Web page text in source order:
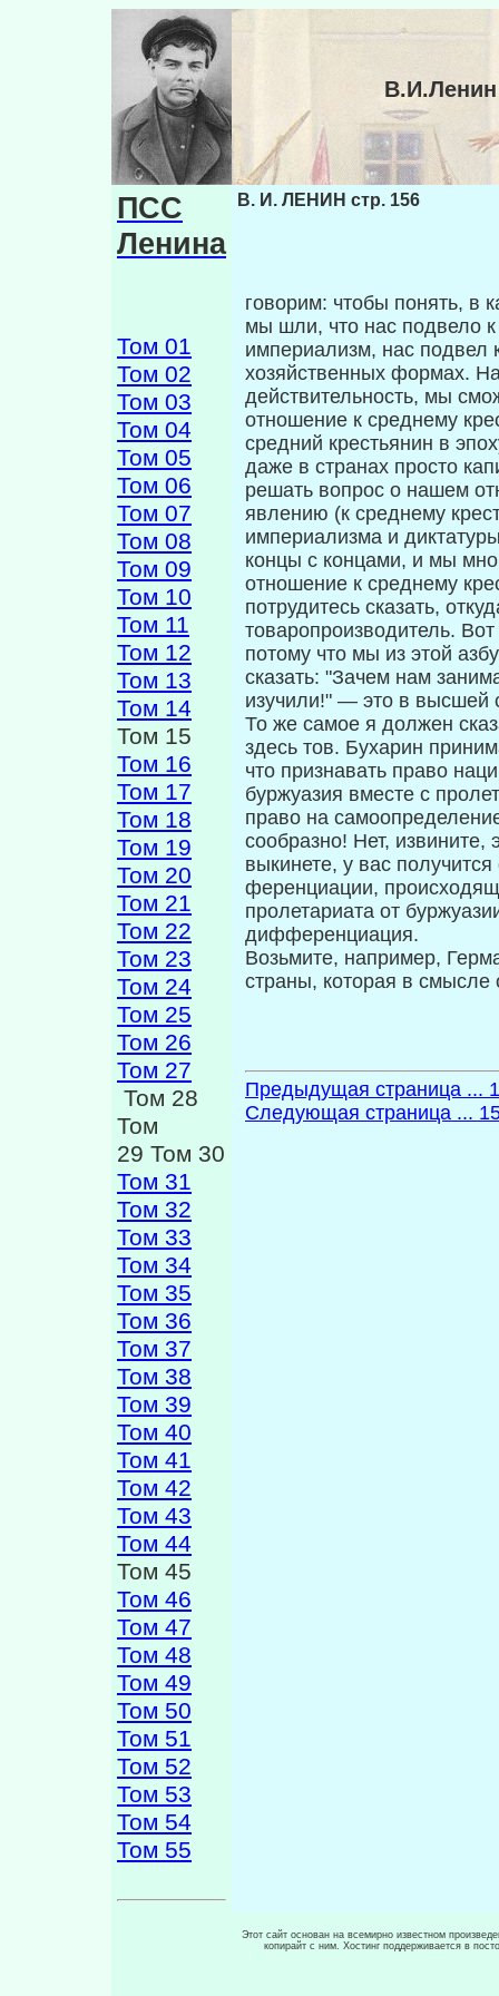
ПСС
Ленина
Том 01
Том 02
Том 03
Том 04
Том 05
Том 06
Том 07
Том 08
Том 09
Том 10
Том 11
Том 12
Том 13
Том 14
Том 15
Том 16
Том 17
Том 18
Том 19
Том 20
Том 21
Том 22
Том 23
Том 24
Том 25
Том 26
Том 27
Том 28
Том
29 Том 30
Том 31
Том 32
Том 33
Том 34
Том 35
Том 36
Том 37
Том 38
Том 39
Том 40
Том 41
Том 42
Том 43
Том 44
Том 45
Том 46
Том 47
Том 48
Том 49
Том 50
Том 51
Том 52
Том 53
Том 54
Том 55
В. И. ЛЕНИН стр. 156
говорим: чтобы понять, в
мы шли, что нас подвело
империализм, нас под­вел
хозяйственных формах.
действительность, мы
отношение к среднему
средний крестьянин в
даже в странах просто
решать вопрос о нашем
явлению (к среднему
империализма и
концы с концами, и мы
отношение к среднему
потрудитесь сказать,
товаропроизводи­тель.
потому что мы из этой
сказать: "Зачем нам
изучили!" — это в высшей
То же самое я должен
здесь тов. Бухарин
что признавать право
буржуазия вместе с
право на
сообразно! Нет, извините,
выкинете, у вас
ференциации,
пролетариата от
дифференциация.
Возьмите, например,
страны, ко­торая в смысле
Предыдущая страница ...
Следующая страница ...
Этот сайт основан на всемирно известном
копирайт с ним. Хостинг поддерживается в